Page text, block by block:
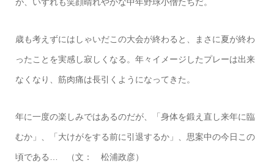
が、いずれも笑顔晴れやかな中年野球小僧たちだ。
歳も考えずにはしゃいだこの大会が終わると、まさに夏が終わ
ったことを実感し寂しくなる。年々イメージしたプレーは出来
なくなり、筋肉痛は長引くようになってきた。
年に一度の楽しみではあるのだが、「身体を鍛え直し来年に臨
むか」、「大けがをする前に引退するか」、思案中の今日この
頃である… （文： 松浦政彦）